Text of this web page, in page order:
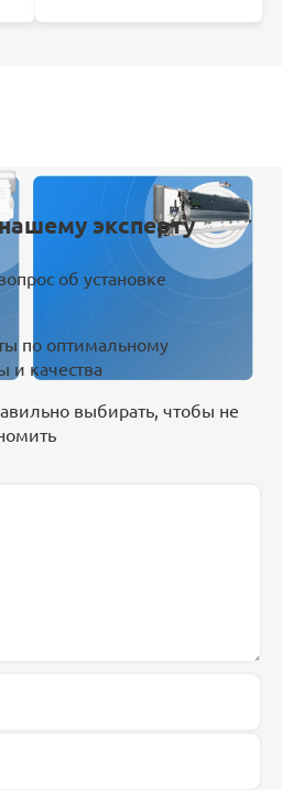
эксперту
об установке
по оптимальному
и качества
выбирать, чтобы не